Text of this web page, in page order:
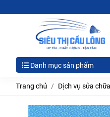
Danh mục sản phẩm
Trang chủ Dịch vụ sửa